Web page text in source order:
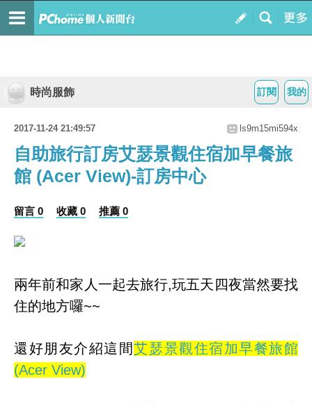
我的
訂閱
時尚服飾
2017-11-24 21:49:57 ls9m15mi594x
自助旅行訂房艾瑟景觀住宿加早餐旅
館 (Acer View)-訂房中心
留言 0 收藏 0 推薦 0
兩年前和家人一起去旅行,玩五天四夜當然要找
住的地方囉~~
還好朋友介紹這間艾瑟景觀住宿加早餐旅館
(Acer View)